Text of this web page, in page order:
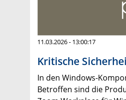
11.03.2026 - 13:00:17
Kritische
In den Windows-
Betroffen sind die